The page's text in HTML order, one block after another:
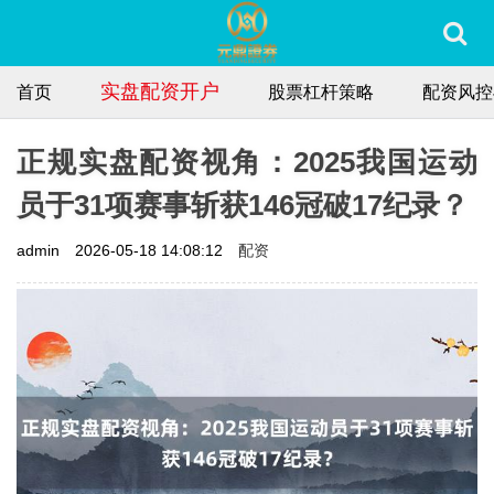
首页 实盘配资开户 股票杠杆策略 配资风
正规实盘配资视角：2025我国运动
员于31项赛事斩获146冠破17纪录？
admin 2026-05-18 14:08:12 配资